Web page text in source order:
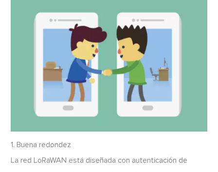
1. Buena redondez
La red LoRaWAN está diseñada con autenticación de